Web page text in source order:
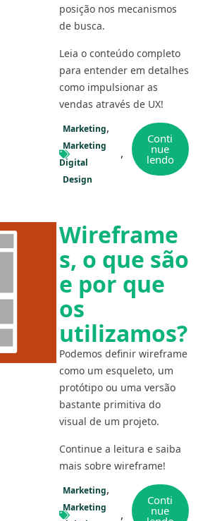
posição nos mecanismos
de busca.
Leia o conteúdo completo
para entender em detalhes
como impulsionar as
vendas através de UX!
Marketing
Marketing
Digital
Design
Conti
nue
lendo
Wireframe
s, o que são
e por que
os
utilizamos?
Podemos definir wireframe
como um esqueleto, um
protótipo ou uma versão
bastante primitiva do
visual de um projeto.
Continue a leitura e saiba
mais sobre wireframe!
Marketing
Marketing
Conti
nue